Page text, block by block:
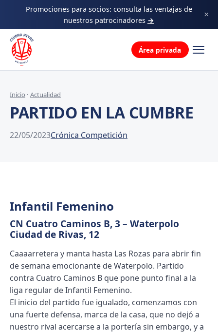
Promociones para socios: consulta las ventajas de
nuestros patrocinadores →
×
Decálogo
Área privada
Inicio · Actualidad
PARTIDO EN LA CUMBRE
22/05/2023Crónica Competición
Infantil Femenino
CN Cuatro Caminos B, 3 – Waterpolo
Ciudad de Rivas, 12
Caaaarretera y manta hasta Las Rozas para abrir fin
de semana emocionante de Waterpolo. Partido
contra Cuatro Caminos B que pone punto final a la
liga regular de Infantil Femenino.
El inicio del partido fue igualado, comenzamos con
una fuerte defensa, marca de la casa, que no dejó a
nuestro rival acercarse a la portería sin embargo, y a